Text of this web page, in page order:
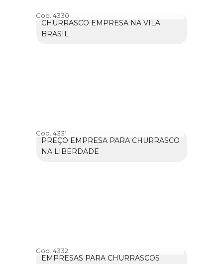
Cod.:4330
CHURRASCO EMPRESA NA VILA
BRASIL
Cod.:4331
PREÇO EMPRESA PARA CHURRASCO
NA LIBERDADE
Cod.:4332
EMPRESAS PARA CHURRASCOS